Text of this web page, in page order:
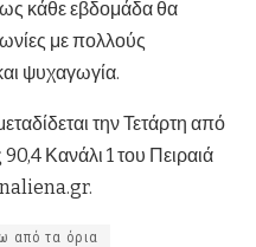
κάθε εβδομάδα θα
με πολλούς
ψυχαγωγία.
την Τετάρτη από
Κανάλι 1 του Πειραιά
από τα όρια